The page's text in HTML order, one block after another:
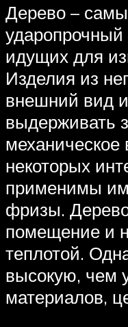
Дерево –
ударопрочный
идущих для
Изделия из
внешний вид
выдерживать
механическое
некоторых
применимы
фризы.
помещение и
теплотой.
высокую, чем
материалов,